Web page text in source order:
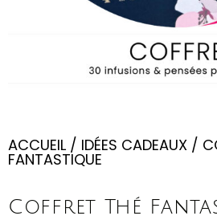
ACCUEIL / IDÉES CADEAUX /
FANTASTIQUE
Coffret Thé